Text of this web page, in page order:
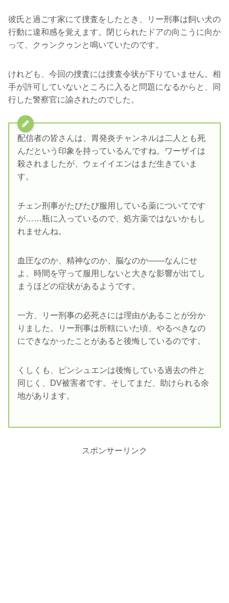
彼氏と過ごす家にて捜査をしたとき、リー刑事は飼い犬の
行動に違和感を覚えます。閉じられたドアの向こうに向か
って、クゥンクゥンと鳴いていたのです。
けれども、今回の捜査には捜査令状が下りていません。相
手が許可していないところに入ると問題になるからと、同
行した警察官に諭されたのでした。
配信者の皆さんは、胃発炎チャンネルは二人とも死
んだという印象を持っているんですね。ワーザイは
殺されましたが、ウェイイエンはまだ生きていま
す。
チェン刑事がたびたび服用している薬についてです
が……瓶に入っているので、処方薬ではないかもし
れませんね。
血圧なのか、精神なのか、脳なのか――なんにせ
よ、時間を守って服用しないと大きな影響が出てし
まうほどの症状があるようです。
一方、リー刑事の必死さには理由があることが分か
りました。リー刑事は所轄にいた頃、やるべきなの
にできなかったことがあると後悔しているのです。
くしくも、ピンシュエンは後悔している過去の件と
同じく、DV被害者です。そしてまだ、助けられる余
地があります。
スポンサーリンク